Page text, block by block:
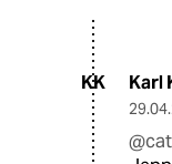
KK Karl